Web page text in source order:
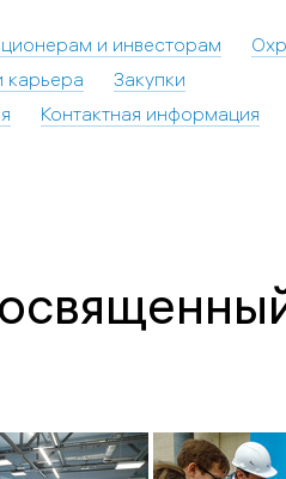
и инвесторам
карьера
Закупки
Контактная информация